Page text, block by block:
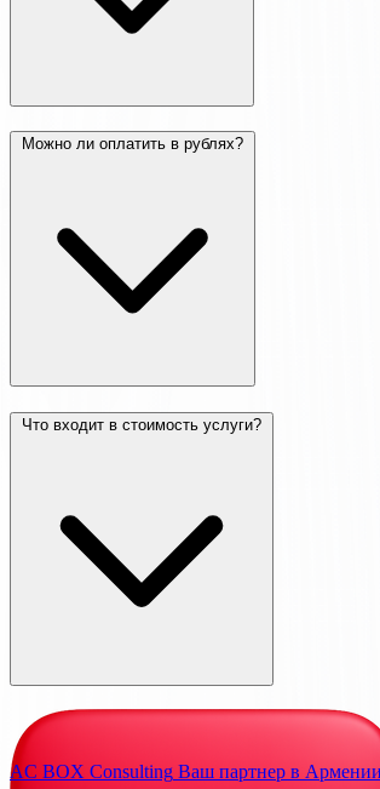
Можно ли оплатить в рублях?
Что входит в стоимость услуги?
AC BOX Consulting Ваш партнер в Армении